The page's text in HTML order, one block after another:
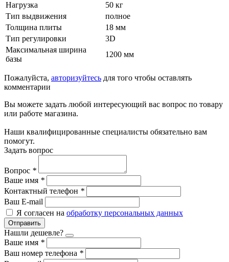
Нагрузка
50 кг
Тип выдвижения
полное
Толщина плиты
18 мм
Тип регулировки
3D
Максимальная ширина
базы
1200 мм
Пожалуйста, авторизуйтесь для того чтобы оставлять
комментарии
Вы можете задать любой интересующий вас вопрос по товару
или работе магазина.
Наши квалифицированные специалисты обязательно вам
помогут.
Задать вопрос
Вопрос *
Ваше имя *
Контактный телефон *
Ваш E-mail
Я согласен на обработку персональных данных
Отправить
Нашли дешевле?
Ваше имя *
Ваш номер телефона *